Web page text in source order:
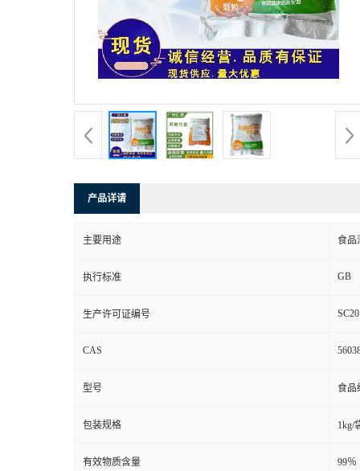
产品详请
主要用途 食品
执行标准 GB
生产许可证编号
CAS
型号 食品
包装规格 1kg/
有效物质含量 99％